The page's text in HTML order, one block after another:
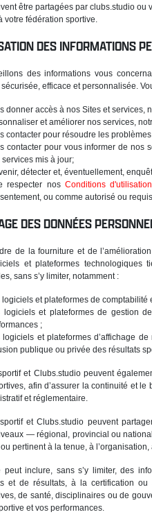
être partagées par clubs.studio ou
votre fédération sportive.
DES INFORMATIONS
des informations vous
efficace et personnalisée.
donner accès à nos Sites et services,
et améliorer nos services,
contacter pour résoudre les
contacter pour vous informer de nos
services mis à jour;
détecter et, éventuellement,
respecter nos Conditions d'utilisation
ou comme autorisé ou
DES DONNÉES
de la fourniture et de
et plateformes technologiques
sans s’y limiter, notamment :
logiciels et plateformes de comptabilité
logiciels et plateformes de gestion
;
logiciels et plateformes d’affichage
publique ou privée des résultats
et Clubs.studio peuvent
afin d’assurer la continuité et
et réglementaire.
et Clubs.studio peuvent
— régional, provincial ou
pertinent à la tenue, à
peut inclure, sans s’y limiter, des
et de résultats, à la certification
de santé, disciplinaires ou de
et vos performances.